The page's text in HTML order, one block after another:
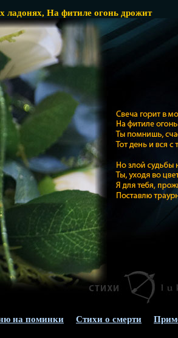
На фитиле огонь дрожит
на поминки Стихи о смерти